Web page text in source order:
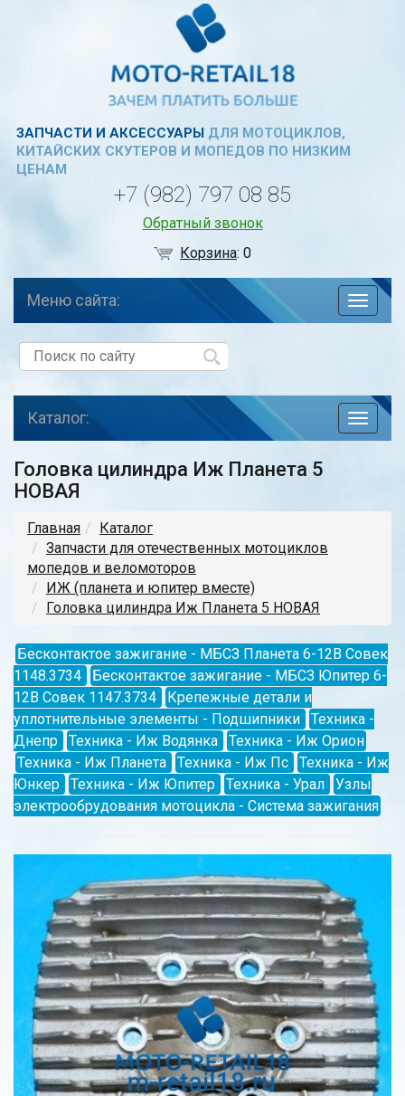
ЗАПЧАСТИ И АКСЕССУАРЫДЛЯ МОТОЦИКЛОВ,
КИТАЙСКИХ СКУТЕРОВ И МОПЕДОВ ПО НИЗКИМ
ЦЕНАМ
+7 (982) 797 08 85
Обратный звонок
Корзина:0
по
Меню сайта:
toggle
Каталог:
Головка цилиндра Иж Планета 5
НОВАЯ
Главная
Каталог
Запчасти для отечественных мотоциклов
мопедов и веломоторов
ИЖ (планета и юпитер вместе)
Головка цилиндра Иж Планета 5 НОВАЯ
Бесконтактое зажигание - МБСЗ Планета 6-12В Совек
1148.3734
Бесконтактое зажигание - МБСЗ Юпитер 6-
12В Совек 1147.3734
Крепежные детали и
уплотнительные элементы - Подшипники
Техника -
Днепр
Техника - Иж Водянка
Техника - Иж Орион
Техника - Иж Планета
Техника - Иж Пс
Техника - Иж
Юнкер
Техника - Иж Юпитер Техника - Урал
Узлы
электрообрудования мотоцикла - Система зажигания